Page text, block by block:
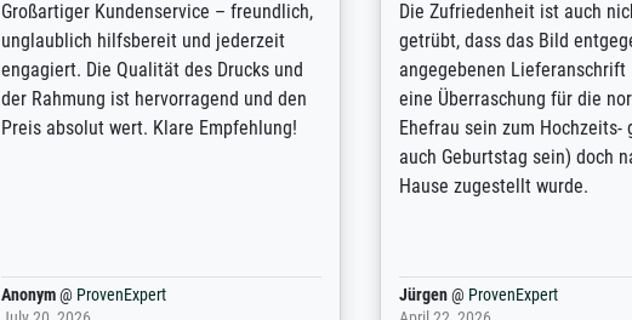
Für ein Erinnerungsbuch mit der
Feldpost meines Großvaters aus dem 1.
Weltkrieg benötigte ich ein
ausdrucksvolles Bild. Das habe ich bei
Ihnen gefunden. Bei der Auswahl der
weiter. Vielen ...
Margot@ProvenExpert
Hervorragende Qualität.
vieles anpassen lassen, wie
Randentfernung, Farbe,
Kontrast und Weiteres. Sehr
Kontaktperson per Mail. Das
Kunstdruck) wurde sehr gut
sehr starke Papprolle mit
Anonym@ProvenExpert